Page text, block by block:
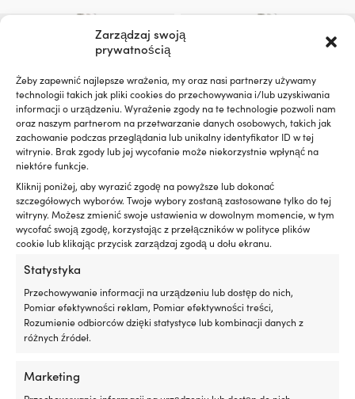
Zarządzaj swoją
prywatnością
Żeby zapewnić najlepsze wrażenia, my oraz nasi partnerzy używamy
technologii takich jak pliki cookies do przechowywania i/lub uzyskiwania
informacji o urządzeniu. Wyrażenie zgody na te technologie pozwoli nam
oraz naszym partnerom na przetwarzanie danych osobowych, takich jak
zachowanie podczas przeglądania lub unikalny identyfikator ID w tej
witrynie. Brak zgody lub jej wycofanie może niekorzystnie wpłynąć na
niektóre funkcje.
Kliknij poniżej, aby wyrazić zgodę na powyższe lub dokonać
szczegółowych wyborów. Twoje wybory zostaną zastosowane tylko do tej
witryny. Możesz zmienić swoje ustawienia w dowolnym momencie, w tym
wycofać swoją zgodę, korzystając z przełączników w polityce plików
cookie lub klikając przycisk zarządzaj zgodą u dołu ekranu.
Statystyka
Przechowywanie informacji na urządzeniu lub dostęp do nich,
Pomiar efektywności reklam, Pomiar efektywności treści,
Rozumienie odbiorców dzięki statystyce lub kombinacji danych z
różnych źródeł.
Marketing
na
do
6,89 €
stronie
Ten
produkt
ma
wiele
Opcje
wybrać
stronie
produktu
Lina na metry Regatta Ropes
Titanic, rdzeń z poliestru HT,
oplot z 32-splotowego
poliestru, biały/czerwony
1,19€ –4,41
od
1,19 €
do
Ten
produkt
ma
wiele
wariantów.
wybrać
na
stronie
Lina na metry Regatta Ropes
Titanic, rdzeń z poliestru HT,
oplot 32-splotowy z poliestru,
biały/czarny
od
do